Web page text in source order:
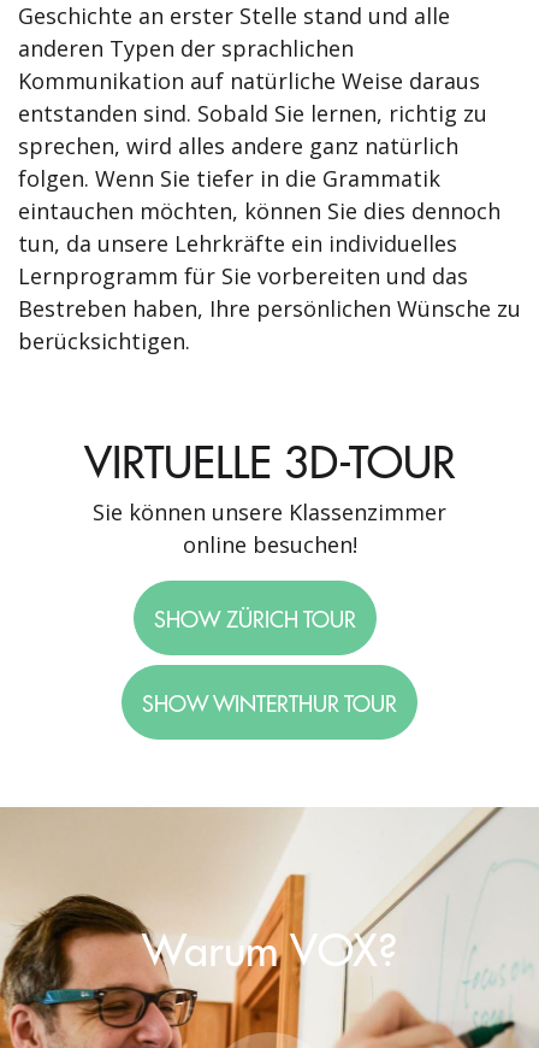
Geschichte an erster Stelle stand und alle
anderen Typen der sprachlichen
Kommunikation auf natürliche Weise daraus
entstanden sind. Sobald Sie lernen, richtig zu
sprechen, wird alles andere ganz natürlich
folgen. Wenn Sie tiefer in die Grammatik
eintauchen möchten, können Sie dies dennoch
tun, da unsere Lehrkräfte ein individuelles
Lernprogramm für Sie vorbereiten und das
Bestreben haben, Ihre persönlichen Wünsche zu
berücksichtigen.
VIRTUELLE 3D-TOUR
Sie können unsere Klassenzimmer
online besuchen!
SHOW ZÜRICH TOUR
SHOW WINTERTHUR TOUR
Warum VOX?